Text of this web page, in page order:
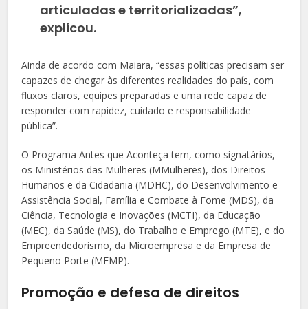
articuladas e territorializadas”,
explicou.
Ainda de acordo com Maiara, “essas políticas precisam ser
capazes de chegar às diferentes realidades do país, com
fluxos claros, equipes preparadas e uma rede capaz de
responder com rapidez, cuidado e responsabilidade
pública”.
O Programa Antes que Aconteça tem, como signatários,
os Ministérios das Mulheres (MMulheres), dos Direitos
Humanos e da Cidadania (MDHC), do Desenvolvimento e
Assistência Social, Família e Combate à Fome (MDS), da
Ciência, Tecnologia e Inovações (MCTI), da Educação
(MEC), da Saúde (MS), do Trabalho e Emprego (MTE), e do
Empreendedorismo, da Microempresa e da Empresa de
Pequeno Porte (MEMP).
Promoção e defesa de direitos